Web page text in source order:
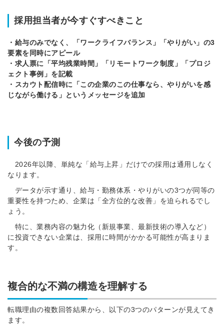
採用担当者が今すぐすべきこと
・給与のみでなく、「ワークライフバランス」「やりがい」の3
要素を同時にアピール
・求人票に「平均残業時間」「リモートワーク制度」「プロジ
ェクト事例」を記載
・スカウト配信時に「この企業のこの仕事なら、やりがいを感
じながら働ける」というメッセージを追加
今後の予測
2026年以降、単純な「給与上昇」だけでの採用は通用しなく
なります。
データが示す通り、給与・勤務体系・やりがいの3つが同等の
重要性を持つため、企業は「全方位的な改善」を迫られるでし
ょう。
特に、業務内容の魅力化（新規事業、最新技術の導入など）
に投資できない企業は、採用に時間がかかる可能性が高まりま
す。
複合的な不満の構造を理解する
転職理由の複数回答結果から、以下の3つのパターンが見えてき
ます。